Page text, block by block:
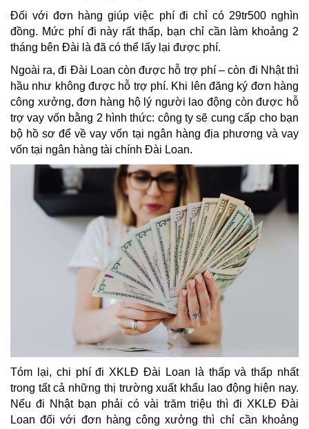
Đối với đơn hàng giúp việc phí đi chỉ có 29tr500 nghìn
đồng. Mức phí đi này rất thấp, bạn chỉ cần làm khoảng 2
tháng bên Đài là đã có thể lấy lại được phí.
Ngoài ra, đi Đài Loan còn được hỗ trợ phí – còn đi Nhật thì
hầu như không được hỗ trợ phí. Khi lên đăng ký đơn hàng
công xưởng, đơn hàng hộ lý người lao động còn được hỗ
trợ vay vốn bằng 2 hình thức: công ty sẽ cung cấp cho bạn
bộ hồ sơ để về vay vốn tại ngân hàng địa phương và vay
vốn tại ngân hàng tài chính Đài Loan.
Tóm lại, chi phí đi XKLĐ Đài Loan là thấp và thấp nhất
trong tất cả những thị trường xuất khẩu lao động hiện nay.
Nếu đi Nhật bạn phải có vài trăm triệu thì đi XKLĐ Đài
Loan đối với đơn hàng công xưởng thì chỉ cần khoảng